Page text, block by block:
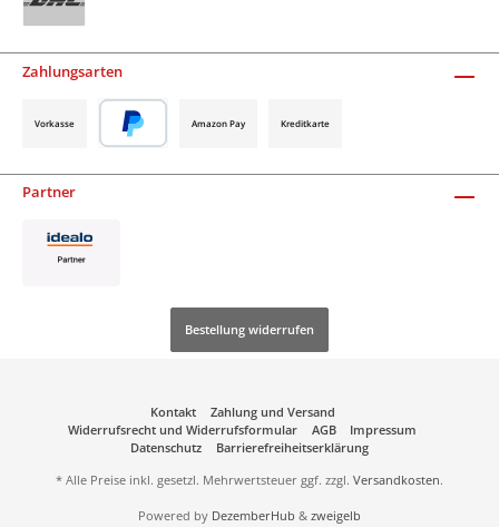
Zahlungsarten
Vorkasse Amazon Pay Kreditkarte
Partner
Bestellung widerrufen
Kontakt
Zahlung und Versand
Widerrufsrecht und Widerrufsformular
AGB
Impressum
Datenschutz
Barrierefreiheitserklärung
* Alle Preise inkl. gesetzl. Mehrwertsteuer ggf. zzgl. Versandkosten.
Powered by DezemberHub & zweigelb